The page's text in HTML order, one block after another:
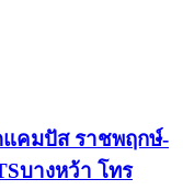
แคมปัส ราชพฤกษ์-
บางหว้า โทร